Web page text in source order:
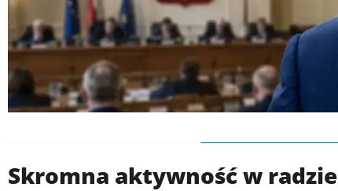
Skromna aktywność w radzie